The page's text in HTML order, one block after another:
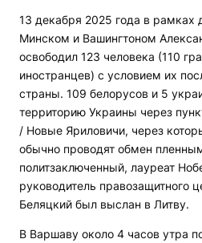
13 декабря 2025 года в рамках
Минском и Вашингтоном
освободил 123 человека (110
иностранцев) с условием их
страны. 109 белорусов и 5
территорию Украины через
/ Новые Яриловичи, через
обычно проводят обмен
политзаключенный, лауреат
руководитель правозащитного
Беляцкий был выслан в Литву.
В Варшаву около 4 часов утра